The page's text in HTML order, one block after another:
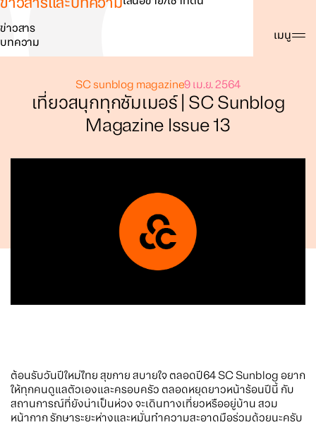
ค้นหา เมนู
ข่าวสาร
บทความ
SC sunblog magazine9 เม.ย. 2564
เที่ยวสนุกทุกซัมเมอร์ | SC Sunblog
Magazine Issue 13
ต้อนรับวันปีใหม่ไทย สุขกาย สบายใจ ตลอดปี64 SC Sunblog อยาก
ให้ทุกคนดูแลตัวเองและครอบครัว ตลอดหยุดยาวหน้าร้อนปีนี้ กับ
สถานการณ์ที่ยังน่าเป็นห่วง จะเดินทางเที่ยวหรืออยู่บ้าน สวม
หน้ากาก รักษาระยะห่างและหมั่นทำความสะอาดมือร่วมด้วยนะครับ